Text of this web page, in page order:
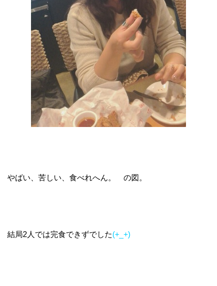
やばい、苦しい、食べれへん。 の図。
結局2人では完食できずでした(+_+)